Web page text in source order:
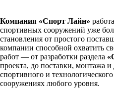
Компания «Спорт Лайн»
спортивных сооружений уже
становления от простого
компании способной охватить
работ — от разработки раздела
проекта, до поставки, монтажа
спортивного и
сооружениях любого уровня.